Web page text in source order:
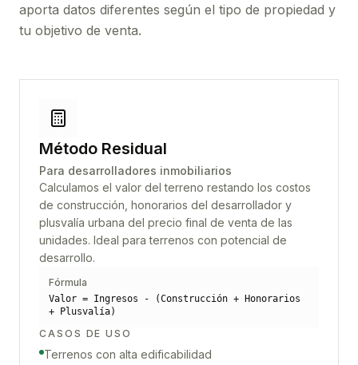
aporta datos diferentes según el tipo de propiedad y
tu objetivo de venta.
Método Residual
Para desarrolladores inmobiliarios
Calculamos el valor del terreno restando los costos
de construcción, honorarios del desarrollador y
plusvalía urbana del precio final de venta de las
unidades. Ideal para terrenos con potencial de
desarrollo.
Fórmula
Valor = Ingresos - (Construcción + Honorarios
+ Plusvalía)
CASOS DE USO
Terrenos con alta edificabilidad